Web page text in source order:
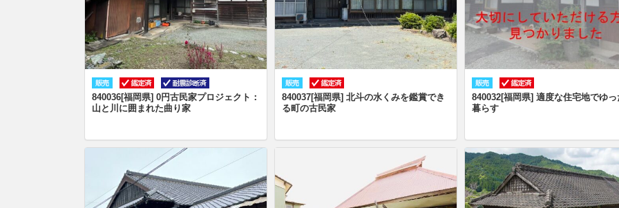
840036[福岡県] 0円古民家プロジェクト：
山と川に囲まれた曲り家
840037[福岡県] 北斗の水くみを鑑賞でき
る町の古民家
840032[福岡県] 適度な住宅地でゆっ
暮らす